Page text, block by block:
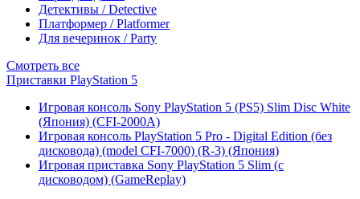
Детективы / Detective
Платформер / Platformer
Для вечеринок / Party
Смотреть все
Приставки PlayStation 5
Игровая консоль Sony PlayStation 5 (PS5) Slim Disc White
(Япония) (CFI-2000A)
Игровая консоль PlayStation 5 Pro - Digital Edition (без
дисковода) (model CFI-7000) (R-3) (Япония)
Игровая приставка Sony PlayStation 5 Slim (с
дисководом) (GameReplay)